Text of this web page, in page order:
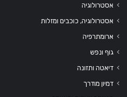
אסטרולוגיה
אסטרולוגיה, כוכבים ומזלות
ארומתרפיה
גוף ונפש
דיאטה ותזונה
דמיון מודרך